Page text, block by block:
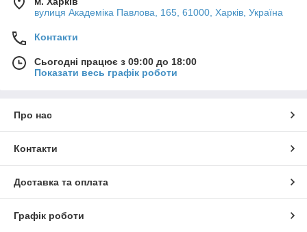
вулиця Академіка Павлова, 165, 61000, Харків, Україна
Контакти
Сьогодні працює з 09:00 до 18:00
Показати весь графік роботи
Про нас
Контакти
Доставка та оплата
Графік роботи